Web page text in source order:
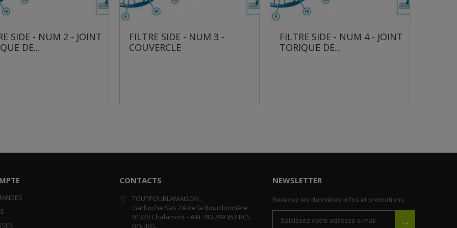
FILTRE SIDE - NUM 3 -
COUVERCLE
FILTRE SIDE - NUM 4 - JOINT
FILTRE SIDE - NUM 5 -
COLLIER DE SERRAGE S...
CONTACTS
TOUTPOURLAMAISON ,
Garboche Sas ZA de la Bourdonnière
01320 Chalamont - AIN 790 299 952 RCS
BOURG.
NEWSLETTER
Recevez les dernières infos et promotions.
→